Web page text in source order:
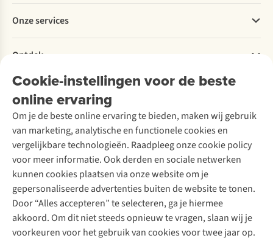
Cookie-instellingen voor de beste
online ervaring
Om je de beste online ervaring te bieden, maken wij gebruik
van marketing, analytische en functionele cookies en
vergelijkbare technologieën. Raadpleeg onze cookie policy
voor meer informatie. Ook derden en sociale netwerken
kunnen cookies plaatsen via onze website om je
gepersonaliseerde advertenties buiten de website te tonen.
Door “Alles accepteren” te selecteren, ga je hiermee
akkoord. Om dit niet steeds opnieuw te vragen, slaan wij je
voorkeuren voor het gebruik van cookies voor twee jaar op.
Betalen
Levering
Retourneren
Bestelling herroepen
Garantie
Contact
Explore More
Verantwoord ondernemen
Over Ayacucho
Onze winkels
Over A.S.Adventure
Toegankelijkheidsverklaring
Onze services
Ski-onderhoud
Wasservice
Schoenonderhoud
Schoenherstelling
Kledingherstelling
Retouches
Voor bedrijven
Ontdek
A.S.Magazine
Podcast
Explore Academy
Explore Camp
Gear Check
Inspiratie & advies
Meld je aan voor de nieuwsbrief
Follow us